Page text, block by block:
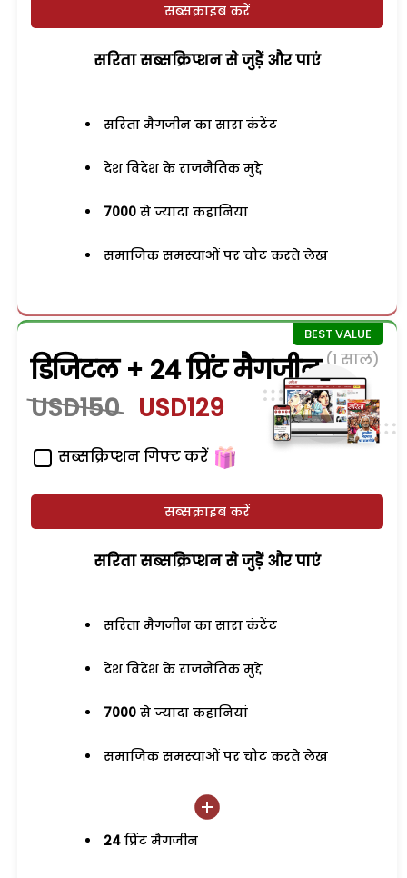
सब्सक्राइब करें
सरिता सब्सक्रिप्शन से जुड़ेें और पाएं
सरिता मैगजीन का सारा कंटेंट
देश विदेश के राजनैतिक मुद्दे
7000 से ज्यादा कहानियां
समाजिक समस्याओं पर चोट करते लेख
डिजिटल + 24 प्रिंट मैगजीन (1 साल)
USD150 USD129
सब्सक्रिप्शन गिफ्ट करें
सब्सक्राइब करें
सरिता सब्सक्रिप्शन से जुड़ेें और पाएं
सरिता मैगजीन का सारा कंटेंट
देश विदेश के राजनैतिक मुद्दे
7000 से ज्यादा कहानियां
समाजिक समस्याओं पर चोट करते लेख
24 प्रिंट मैगजीन